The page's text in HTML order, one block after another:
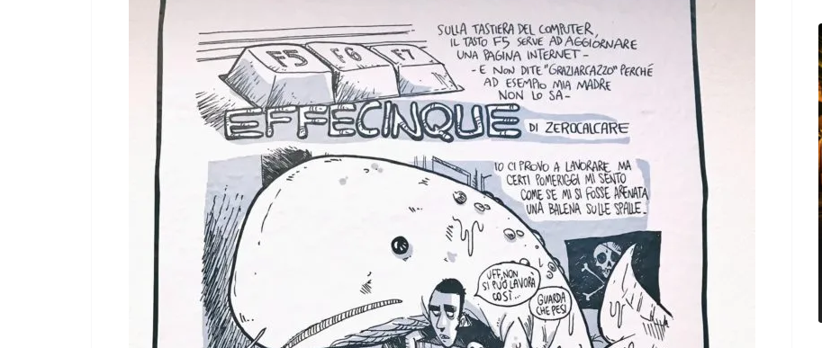
IL PENSIERO
Giocare il conflitto alla
Casa per la Pace di
COORDINATE EVIDENZA
IL PENSIERO
OPINIONI
Cospirazioni COORDINATE IL PENSIERO
POLITICA
Indiani e pionieri
28/01/2026 Rufus